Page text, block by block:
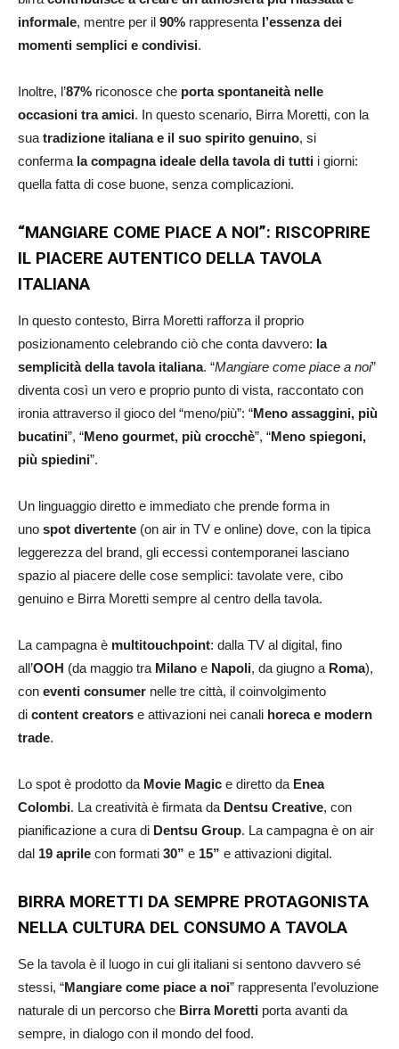
informale, mentre per il 90% rappresenta l’essenza dei
momenti semplici e condivisi.
Inoltre, l’87% riconosce che porta spontaneità nelle
occasioni tra amici. In questo scenario, Birra Moretti, con la
sua tradizione italiana e il suo spirito genuino, si
conferma la compagna ideale della tavola di tutti i giorni:
quella fatta di cose buone, senza complicazioni.
“MANGIARE COME PIACE A NOI”: RISCOPRIRE
IL PIACERE AUTENTICO DELLA TAVOLA
ITALIANA
In questo contesto, Birra Moretti rafforza il proprio
posizionamento celebrando ciò che conta davvero: la
semplicità della tavola italiana. “Mangiare come piace a noi”
diventa così un vero e proprio punto di vista, raccontato con
ironia attraverso il gioco del “meno/più”: “Meno assaggini, più
bucatini”, “Meno gourmet, più crocchè”, “Meno spiegoni,
più spiedini”.
Un linguaggio diretto e immediato che prende forma in
uno spot divertente (on air in TV e online) dove, con la tipica
leggerezza del brand, gli eccessi contemporanei lasciano
spazio al piacere delle cose semplici: tavolate vere, cibo
genuino e Birra Moretti sempre al centro della tavola.
La campagna è multitouchpoint: dalla TV al digital, fino
all’OOH (da maggio tra Milano e Napoli, da giugno a Roma),
con eventi consumer nelle tre città, il coinvolgimento
di content creators e attivazioni nei canali horeca e modern
trade.
Lo spot è prodotto da Movie Magic e diretto da Enea
Colombi. La creatività è firmata da Dentsu Creative, con
pianificazione a cura di Dentsu Group. La campagna è on air
dal 19 aprile con formati 30” e 15” e attivazioni digital.
BIRRA MORETTI DA SEMPRE PROTAGONISTA
NELLA CULTURA DEL CONSUMO A TAVOLA
Se la tavola è il luogo in cui gli italiani si sentono davvero sé
stessi, “Mangiare come piace a noi” rappresenta l’evoluzione
naturale di un percorso che Birra Moretti porta avanti da
sempre, in dialogo con il mondo del food.